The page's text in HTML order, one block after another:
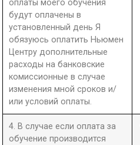
оплаты моего обучения
будут оплачены в
установленный день Я
обязуюсь оплатить Ньюмен
Центру дополнительные
расходы на банковские
комиссионные в случае
изменения мной сроков и/
или условий оплаты.
4. В случае если оплата за
обучение производится